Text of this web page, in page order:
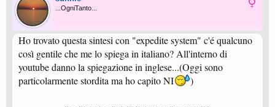
...OgniTanto...
Ho trovato questa sintesi con "expedite system" c'é qualcuno
così gentile che me lo spiega in italiano? All'interno di
youtube danno la spiegazione in inglese...(Oggi sono
particolarmente stordita ma ho capito NI
)